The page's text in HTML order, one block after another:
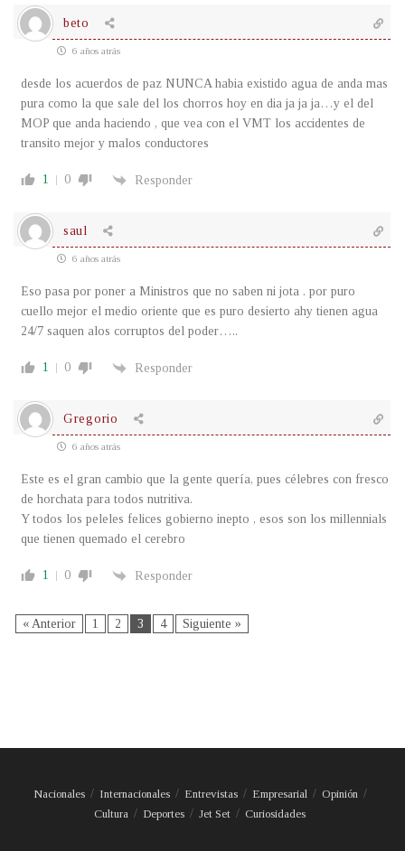
beto
6 años atrás
desde los acuerdos de paz NUNCA habia existido agua de anda mas
pura como la que sale del los chorros hoy en dia ja ja ja…y el del
MOP que anda haciendo , que vea con el VMT los accidentes de
transito mejor y malos conductores
1 0 Responder
saul
6 años atrás
Eso pasa por poner a Ministros que no saben ni jota . por puro
cuello mejor el medio oriente que es puro desierto ahy tienen agua
24/7 saquen alos corruptos del poder…..
1 0 Responder
Gregorio
6 años atrás
Este es el gran cambio que la gente quería, pues célebres con fresco
de horchata para todos nutritiva.
Y todos los peleles felices gobierno inepto , esos son los millennials
que tienen quemado el cerebro
1 0 Responder
« Anterior 1 2 3 4 Siguiente »
Nacionales Internacionales Entrevistas Empresarial
Opinión
Cultura
Deportes Jet Set Curiosidades